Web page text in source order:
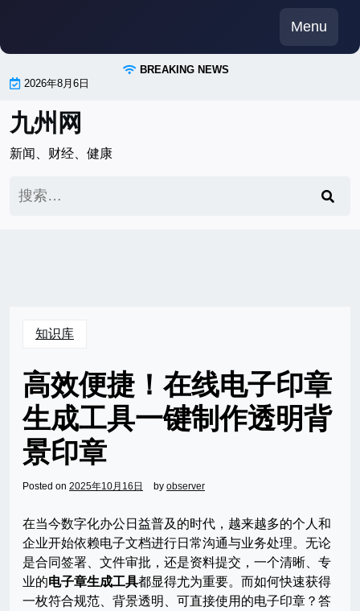
content
Menu
BREAKING NEWS
2026年8月6日
九州网
新闻、财经、健康
索：
知识库
高效便捷！在线电子印章
生成工具一键制作透明背
景印章
Posted on 2025年10月16日 by observer
在当今数字化办公日益普及的时代，越来越多的个人和
企业开始依赖电子文档进行日常沟通与业务处理。无论
是合同签署、文件审批，还是资料提交，一个清晰、专
业的电子章生成工具都显得尤为重要。而如何快速获得
一枚符合规范、背景透明、可直接使用的电子印章？答